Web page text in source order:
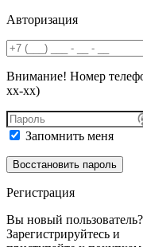
Авторизация
Внимание! Номер
хх-хх)
Запомнить меня
Регистрация
Вы новый пользователь?
Зарегистрируйтесь и